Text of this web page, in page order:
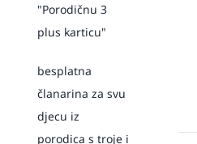
"Porodičnu 3
plus karticu"
besplatna
članarina za svu
djecu iz
porodica s troje i